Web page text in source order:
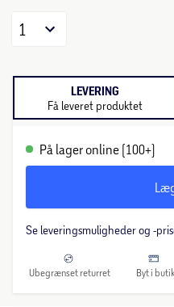
1
LEVERING
Få leveret produktet
På lager online (100+)
Se leveringsmuligheder og -
Ubegrænset returret Byt i butik